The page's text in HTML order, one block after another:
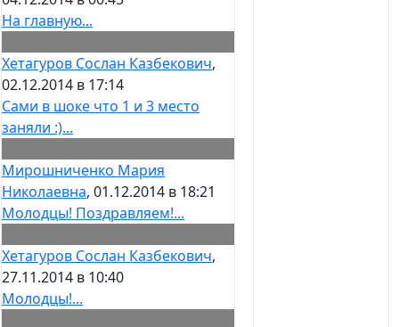
На главную...
Хетагуров Сослан Казбекович,
02.12.2014 в 17:14
Сами в шоке что 1 и 3 место
заняли :)...
Мирошниченко Мария
Николаевна, 01.12.2014 в 18:21
Молодцы! Поздравляем!...
Хетагуров Сослан Казбекович,
27.11.2014 в 10:40
Молодцы!...